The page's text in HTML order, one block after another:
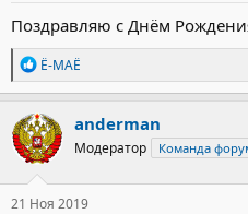
Поздравляю с Днём
Р
е
а
к
ц
и
и
:
Ё-МАЁ
anderman
Модератор Команда
21 Ноя 2019